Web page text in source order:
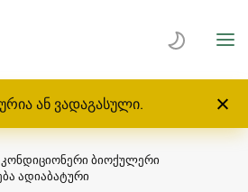
ან ვადაგასული.
ბიზნესი, დანადგარები
კონდიციონერი ბიოქულერი
ადიაბატური